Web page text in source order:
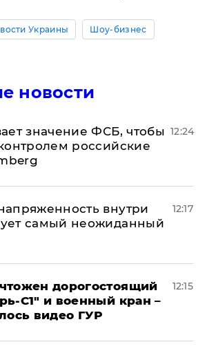
Украины Шоу-бизнес
новости
значение ФСБ, чтобы
российские
12:24
внутри
самый неожиданный
12:17
дорогостоящий
С1" и военный кран –
видео ГУР
12:15